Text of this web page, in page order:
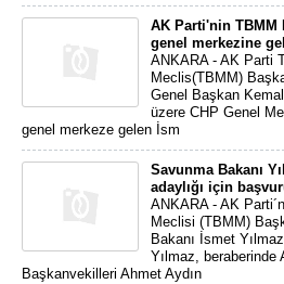
AK Parti'nin TBMM
genel merkezine
ANKARA - AK Parti
Meclis(TBMM)
Genel Başkan
üzere CHP Genel
genel merkeze gelen İsm
Savunma Bakanı
adaylığı için
ANKARA - AK
Meclisi (TBMM)
Bakanı İsmet
Yılmaz, beraberinde
Başkanvekilleri Ahmet Aydın